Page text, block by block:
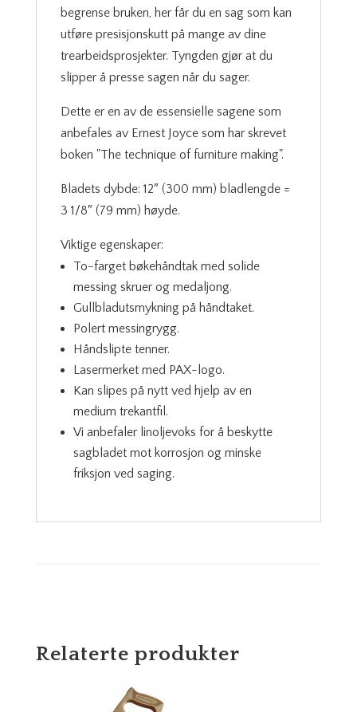
begrense bruken, her får du en sag som kan
utføre presisjonskutt på mange av dine
trearbeidsprosjekter. Tyngden gjør at du
slipper å presse sagen når du sager.
Dette er en av de essensielle sagene som
anbefales av Ernest Joyce som har skrevet
boken "The technique of furniture making".
Bladets dybde: 12″ (300 mm) bladlengde =
3 1/8″ (79 mm) høyde.
Viktige egenskaper:
To-farget bøkehåndtak med solide
messing skruer og medaljong.
Gullbladutsmykning på håndtaket.
Polert messingrygg.
Håndslipte tenner.
Lasermerket med PAX-logo.
Kan slipes på nytt ved hjelp av en
medium trekantfil.
Vi anbefaler linoljevoks for å beskytte
sagbladet mot korrosjon og minske
friksjon ved saging.
Relaterte produkter